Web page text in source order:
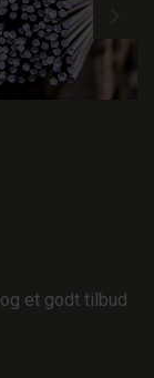
et godt tilbud